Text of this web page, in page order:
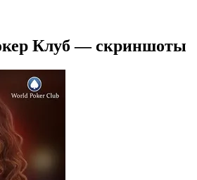
Клуб — скриншоты